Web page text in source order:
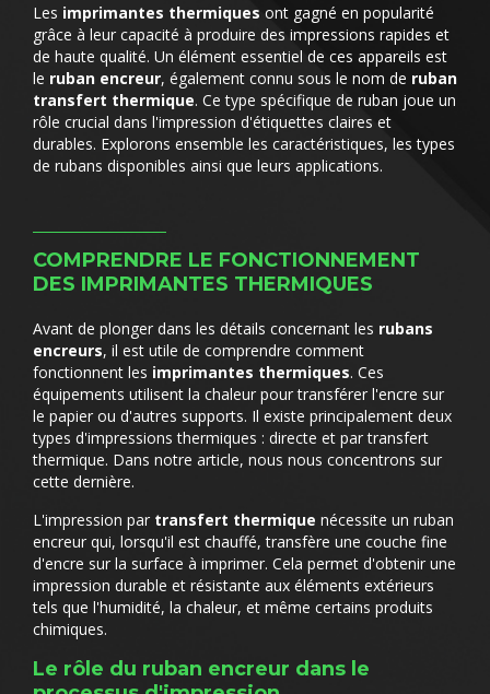
Les imprimantes thermiques ont gagné en popularité
grâce à leur capacité à produire des impressions rapides et
de haute qualité. Un élément essentiel de ces appareils est
le ruban encreur, également connu sous le nom de ruban
transfert thermique. Ce type spécifique de ruban joue un
rôle crucial dans l'impression d'étiquettes claires et
durables. Explorons ensemble les caractéristiques, les types
de rubans disponibles ainsi que leurs applications.
COMPRENDRE LE FONCTIONNEMENT
DES IMPRIMANTES THERMIQUES
Avant de plonger dans les détails concernant les rubans
encreurs, il est utile de comprendre comment
fonctionnent les imprimantes thermiques. Ces
équipements utilisent la chaleur pour transférer l'encre sur
le papier ou d'autres supports. Il existe principalement deux
types d'impressions thermiques : directe et par transfert
thermique. Dans notre article, nous nous concentrons sur
cette dernière.
L'impression par transfert thermique nécessite un ruban
encreur qui, lorsqu'il est chauffé, transfère une couche fine
d'encre sur la surface à imprimer. Cela permet d'obtenir une
impression durable et résistante aux éléments extérieurs
tels que l'humidité, la chaleur, et même certains produits
chimiques.
Le rôle du ruban encreur dans le